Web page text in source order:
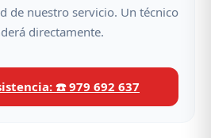
de nuestro servicio. Un técnico
directamente.
☎️ 979 692 637